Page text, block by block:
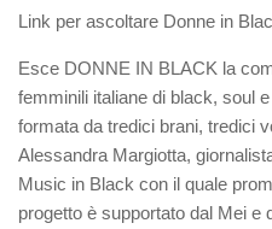
Link per ascoltare Donne in
Esce DONNE IN BLACK la
femminili italiane di black, soul
formata da tredici brani, tredici
Alessandra Margiotta,
Music in Black con il quale
progetto è supportato dal Mei e